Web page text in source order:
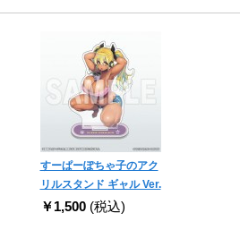
すーぱーぽちゃ子のアク
リルスタンド ギャル Ver.
￥1,500 (税込)